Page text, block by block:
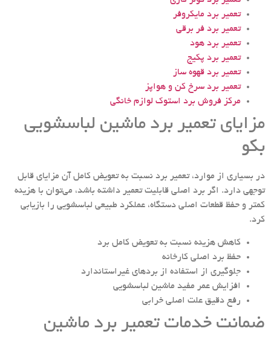
تعمیر برد مایکروفر
تعمیر برد فر برقی
تعمیر برد هود
تعمیر برد پکیج
تعمیر برد قهوه ساز
تعمیر برد سرخ کن و هواپز
مرکز فروش برد استوک لوازم خانگی
مزایای تعمیر برد ماشین لباسشویی
بکو
در بسیاری از موارد، تعمیر برد نسبت به تعویض کامل آن مزایای قابل
توجهی دارد. اگر برد اصلی قابلیت تعمیر داشته باشد، می‌توان با هزینه
کمتر و حفظ قطعات اصلی دستگاه، عملکرد طبیعی لباسشویی را بازیابی
کرد.
کاهش هزینه نسبت به تعویض کامل برد
حفظ برد اصلی کارخانه
جلوگیری از استفاده از بردهای غیراستاندارد
افزایش عمر مفید ماشین لباسشویی
رفع دقیق علت اصلی خرابی
ضمانت خدمات تعمیر برد ماشین